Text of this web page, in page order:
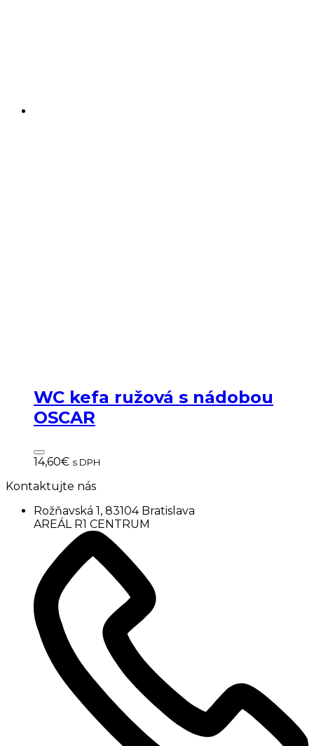
WC kefa ružová s nádobou
OSCAR
14,60€ s DPH
Kontaktujte nás
Rožňavská 1, 83104 Bratislava
AREÁL R1 CENTRUM